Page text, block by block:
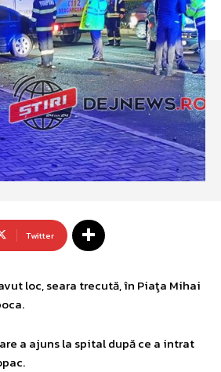
Twitter
loc, seara trecută, în Piaţa Mihai
a ajuns la spital după ce a intrat